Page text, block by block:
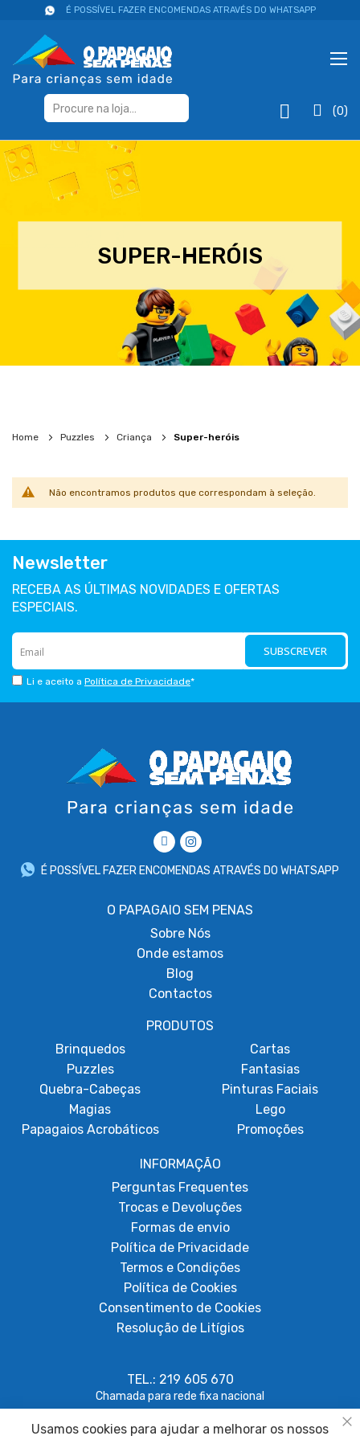
É POSSÍVEL FAZER ENCOMENDAS ATRAVÉS DO WHATSAPP
(0)
SUPER-HERÓIS
Home Puzzles Criança Super-heróis
Não encontramos produtos que correspondam à seleção.
Newsletter
RECEBA AS ÚLTIMAS NOVIDADES E OFERTAS
ESPECIAIS.
SUBSCREVER
Li e aceito a Política de Privacidade*
É POSSÍVEL FAZER ENCOMENDAS ATRAVÉS DO WHATSAPP
O PAPAGAIO SEM PENAS
Sobre Nós
Onde estamos
Blog
Contactos
PRODUTOS
Brinquedos
Puzzles
Quebra-Cabeças
Magias
Papagaios Acrobáticos
Cartas
Fantasias
Pinturas Faciais
Lego
Promoções
INFORMAÇÃO
Perguntas Frequentes
Trocas e Devoluções
Formas de envio
Política de Privacidade
Termos e Condições
Política de Cookies
Consentimento de Cookies
Resolução de Litígios
TEL.: 219 605 670
Chamada para rede fixa nacional
geral@papagaiosempenas.com
Usamos cookies para ajudar a melhorar os nossos